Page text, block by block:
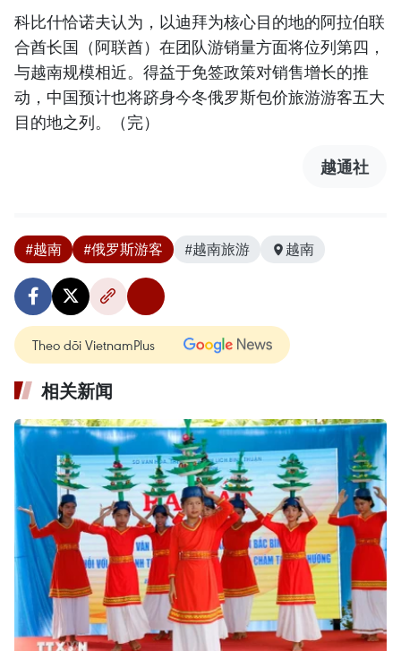
科比什恰诺夫认为，以迪拜为核心目的地的阿拉伯联
合酋长国（阿联酋）在团队游销量方面将位列第四，
与越南规模相近。得益于免签政策对销售增长的推
动，中国预计也将跻身今冬俄罗斯包价旅游游客五大
目的地之列。（完）
越通社
#越南 #俄罗斯游客 #越南旅游 越南
Theo dõi VietnamPlus
相关新闻